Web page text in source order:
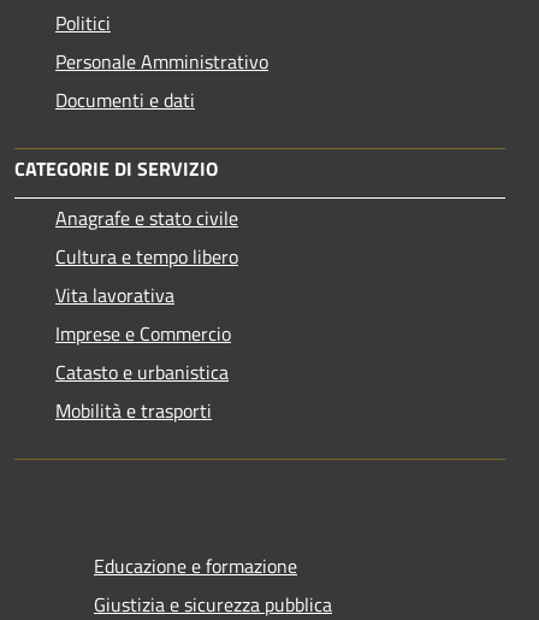
Politici
Personale Amministrativo
Documenti e dati
CATEGORIE DI SERVIZIO
Anagrafe e stato civile
Cultura e tempo libero
Vita lavorativa
Imprese e Commercio
Catasto e urbanistica
Mobilità e trasporti
Educazione e formazione
Giustizia e sicurezza pubblica